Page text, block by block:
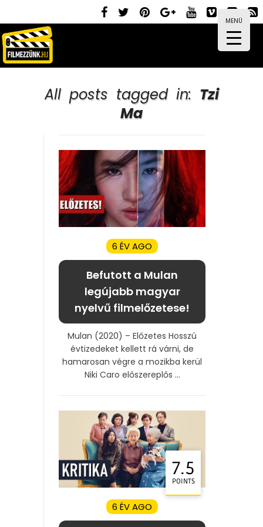
MENÜ
All posts tagged in: Tzi
Ma
6 ÉV AGO
Befutott a Mulan
legújabb magyar
nyelvű filmelőzetese!
Mulan (2020) – Előzetes Hosszú
évtizedeket kellett rá várni, de
hamarosan végre a mozikba kerül
Niki Caro előszereplős ...
7.5
POINTS
6 ÉV AGO